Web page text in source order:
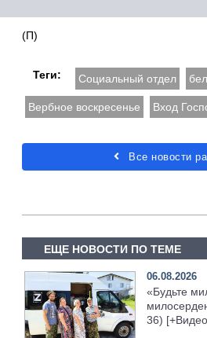
(П)
Теги: Социальный отдел
Вербное воскресенье Вход
Все новости
ЕЩЕ НОВОСТИ ПО ТЕМЕ
06.08.2026
«Будьте
36)